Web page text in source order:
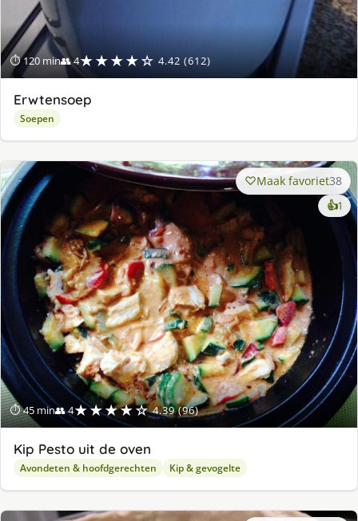
⏱ 120 min👥 4★★★★☆ 4.42 (612)
Erwtensoep
Soepen
⏱ 45 min👥 4★★★★☆ 4.39 (96)
Maak favoriet38
👍1
Kip Pesto uit de oven
Avondeten & hoofdgerechten Kip & gevogelte